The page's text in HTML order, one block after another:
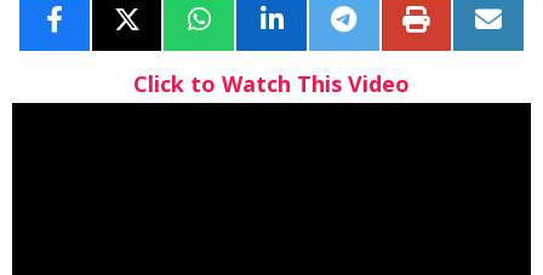
Click to Watch This Video